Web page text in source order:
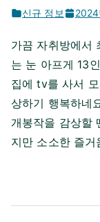
신규 정보
가끔 자취방에서
는 눈 아프게 13
집에 tv를 사서
상하기 행복하네
개봉작을 감상할
지만 소소한 즐